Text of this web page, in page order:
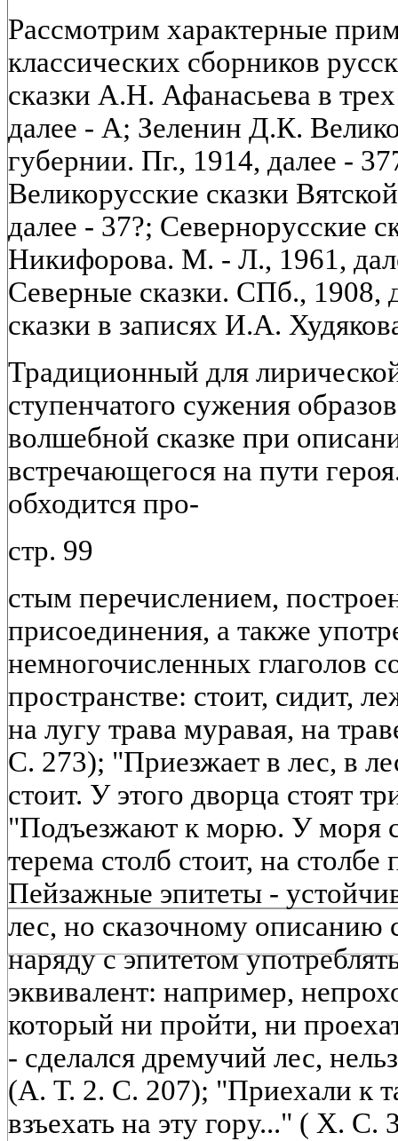
Рассмотрим характерные
классических сборников
сказки А.Н. Афанасьева в
далее - А; Зеленин Д.К.
губернии. Пг., 1914, далее -
Великорусские сказки
далее - 37?; Севернорусские
Никифорова. М. - Л., 1961,
Северные сказки. СПб., 1908,
сказки в записях И.А.
Традиционный для
ступенчатого сужения
волшебной сказке при
встречающегося на пути
обходится про-
стр. 99
стым перечислением,
присоединения, а также
немногочисленных глаголов
пространстве: стоит, сидит,
на лугу трава муравая, на
С. 273); "Приезжает в лес, в
стоит. У этого дворца стоят
"Подъезжают к морю. У моря
терема столб стоит, на
Пейзажные эпитеты -
лес, но сказочному описанию
наряду с эпитетом
эквивалент: например,
который ни пройти, ни
- сделался дремучий лес,
(А. Т. 2. С. 207); "Приехали к
взъехать на эту гору..." ( X. С.